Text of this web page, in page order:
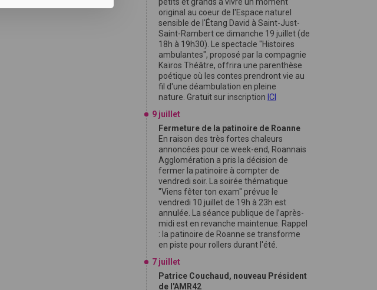
original au coeur de l'Espace naturel
sensible de l'Étang David à Saint-Just-
Saint-Rambert ce dimanche 19 juillet (de
18h à 19h30). Le spectacle "Histoires
ambulantes", proposé par la compagnie
Kaïros Théâtre, offrira une parenthèse
poétique où les contes prendront vie au
fil d'une déambulation en pleine
nature. Gratuit sur inscription ICI
9 juillet
Fermeture de la patinoire de Roanne
En raison des très fortes chaleurs
annoncées pour ce week-end, Roannais
Agglomération a pris la décision de
fermer la patinoire à compter de
vendredi soir. La soirée thématique
"Viens fêter ton exam" prévue le
vendredi 10 juillet de 19h à 23h est
annulée. La séance publique de l’après-
midi est en revanche maintenue. Rappel
: la patinoire de Roanne se transforme
en piste pour rollers durant l'été.
7 juillet
Patrice Couchaud, nouveau Président
de l'AMR42